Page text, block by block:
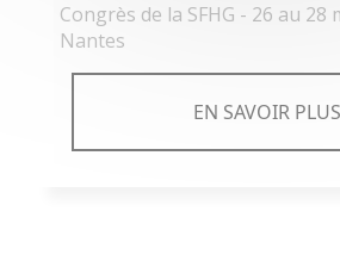
Congrès de la SFHG - 26 au 28
Nantes
EN SAVOIR PLUS